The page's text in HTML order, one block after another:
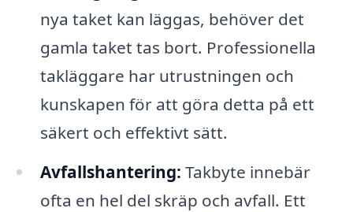
nya taket kan läggas, behöver det
gamla taket tas bort. Professionella
takläggare har utrustningen och
kunskapen för att göra detta på ett
säkert och effektivt sätt.
Avfallshantering: Takbyte innebär
ofta en hel del skräp och avfall. Ett